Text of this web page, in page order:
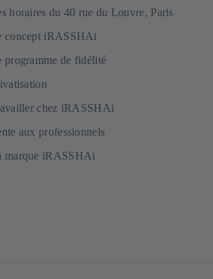
horaires du 40 rue du Louvre, Paris
concept iRASSHAi
programme de fidélité
chez iRASSHAi
aux professionnels
marque iRASSHAi